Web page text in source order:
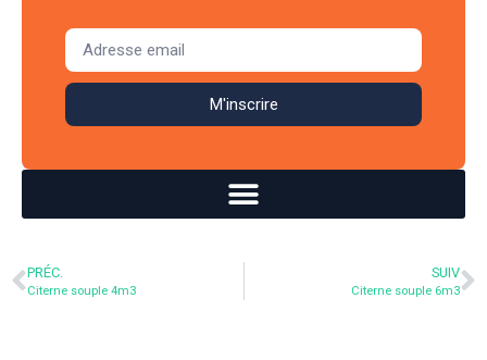
M'inscrire
PRÉC.
Citerne souple 4m3
SUIV
Citerne souple 6m3